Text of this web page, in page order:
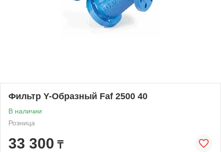
Фильтр Y-Образный Faf 2500 40
В наличии
Розница
33 300 ₸